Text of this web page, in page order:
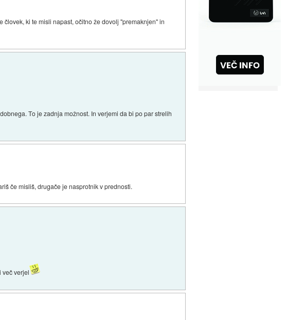
ki te misli napast, očitno že dovolj "premaknjen" in
To je zadnja možnost. In verjemi da bi po par strelih
če misliš, drugače je nasprotnik v prednosti.
več verjel